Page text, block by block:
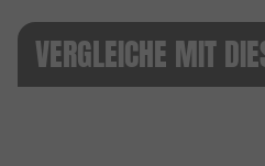
VERGLEICHE MIT